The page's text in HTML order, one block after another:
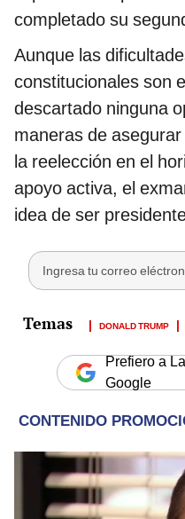
completado su
Aunque las
constitucionales son
descartado ninguna
maneras de
la reelección en el
apoyo activa, el
idea de ser
DONALD TRUMP
Prefiero a
Google